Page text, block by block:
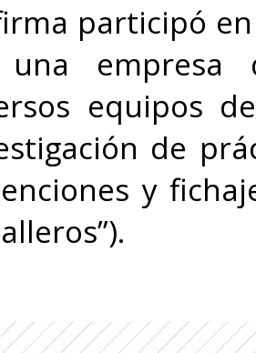
participó
empresa
equipos
de
y